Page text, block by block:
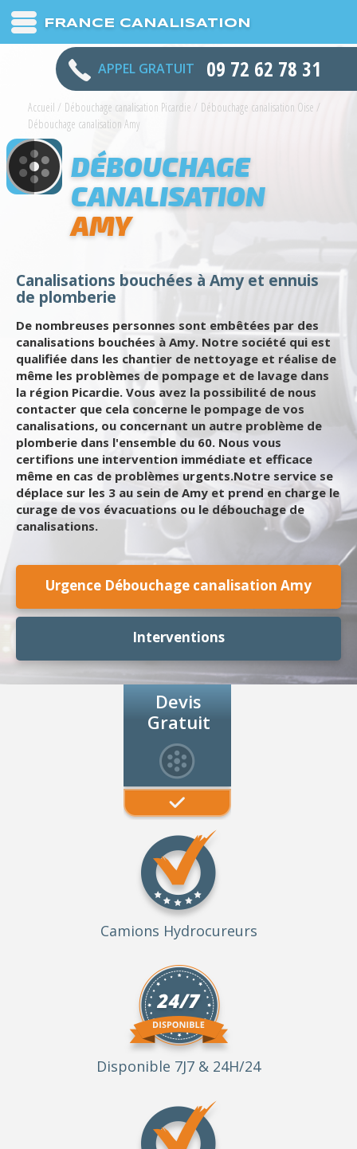
FRANCE CANALISATION
APPEL GRATUIT 09 72 62 78 31
Accueil / Débouchage canalisation Picardie / Débouchage canalisation Oise /
Débouchage canalisation Amy
DÉBOUCHAGE
CANALISATION
AMY
Canalisations bouchées à Amy et ennuis
de plomberie
De nombreuses personnes sont embêtées par des
canalisations bouchées à Amy. Notre société qui est
qualifiée dans les chantier de nettoyage et réalise de
même les problèmes de pompage et de lavage dans
la région Picardie. Vous avez la possibilité de nous
contacter que cela concerne le pompage de vos
canalisations, ou concernant un autre problème de
plomberie dans l'ensemble du 60. Nous vous
certifions une intervention immédiate et efficace
même en cas de problèmes urgents.Notre service se
déplace sur les 3 au sein de Amy et prend en charge le
curage de vos évacuations ou le débouchage de
canalisations.
Urgence Débouchage canalisation Amy
Interventions
Devis
Gratuit
Camions Hydrocureurs
Disponible 7J7 & 24H/24